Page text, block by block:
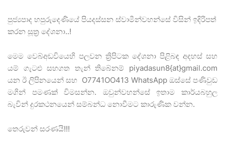
පුජ්‍යපාද හපුරුදෙණියේ පියදස්සන ස්වාමීන්වහන්සේ විසින් ඉදිරිපත්
කරන සූත්‍ර දේශනා..!
මෙම වෙබ්අඩවියෙහි පලවන ත්‍රිපිටක දේශනා පිළිබඳ අදහස් සහ
යම් ගැටළු සහගත තැන් තිබේනම් piyadasun8{at}gmail.com
යන ඊ ලිපිනයෙන් සහ O7741OO413 WhatsApp ඔස්සේ පණිවුඩ
මගින් පමණක් විමසන්න. ඔවුන්වහන්සේ ඉතාම කාර්යබහුල
බැවින් දුරකථනයෙන් සම්බන්ධ නොවීමට කාරුණික වන්න.
තෙරුවන් සරණයි!!!